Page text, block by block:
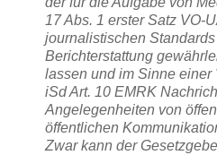
17 Abs. 1 erster Satz VO-
journalistischen
Berichterstattung
lassen und im Sinne
iSd Art. 10 EMRK
Angelegenheiten von
öffentlichen
Zwar kann der